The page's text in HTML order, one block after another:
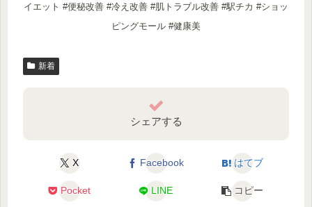
イエット #便秘改善 #冷え改善 #肌トラブル改善 #駅チカ #ショッ
ピングモール #健康美
新着
シェアする
X Facebook はてブ
Pocket LINE コピー